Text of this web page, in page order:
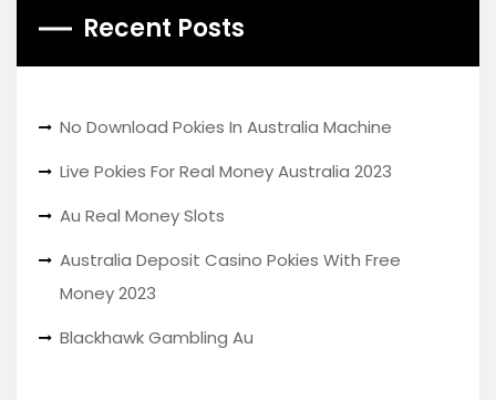
Recent Posts
No Download Pokies In Australia Machine
Live Pokies For Real Money Australia 2023
Au Real Money Slots
Australia Deposit Casino Pokies With Free
Money 2023
Blackhawk Gambling Au